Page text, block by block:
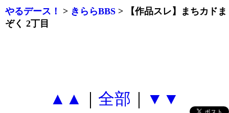
やるデース！ > きららBBS > 【作品スレ】まちカドま
ぞく 2丁目
▲▲ 全部 ▼▼